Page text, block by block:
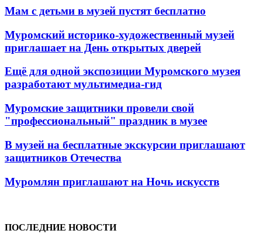
Мам с детьми в музей пустят бесплатно
Муромский историко-художественный музей
приглашает на День открытых дверей
Ещё для одной экспозиции Муромского музея
разработают мультимедиа-гид
Муромские защитники провели свой
"профессиональный" праздник в музее
В музей на бесплатные экскурсии приглашают
защитников Отечества
Муромлян приглашают на Ночь искусств
ПОСЛЕДНИЕ НОВОСТИ